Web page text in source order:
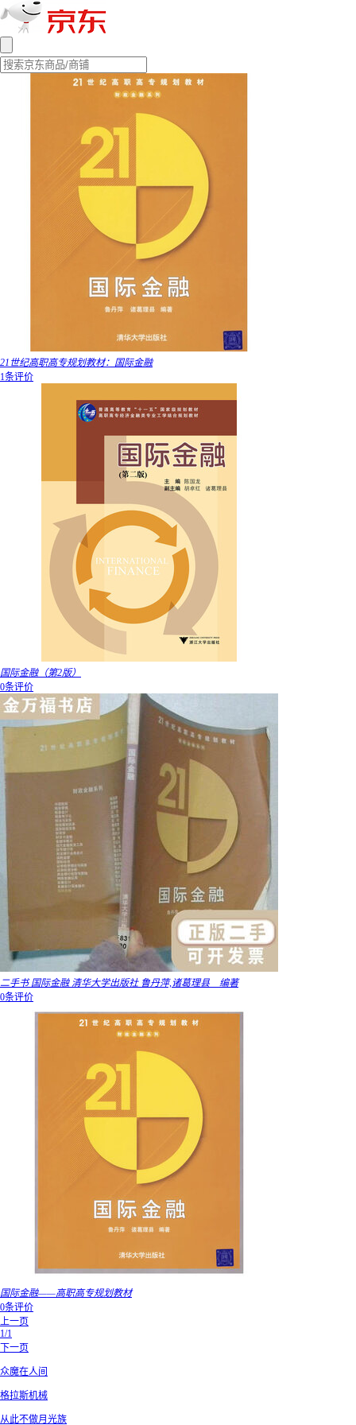
21世纪高职高专规划教材：国际金融
1条评价
国际金融（第2版）
0条评价
二手书 国际金融 清华大学出版社 鲁丹萍,诸葛理县 编著
0条评价
国际金融——高职高专规划教材
0条评价
上一页
1/1
下一页
众魔在人间
格拉斯机械
从此不做月光族